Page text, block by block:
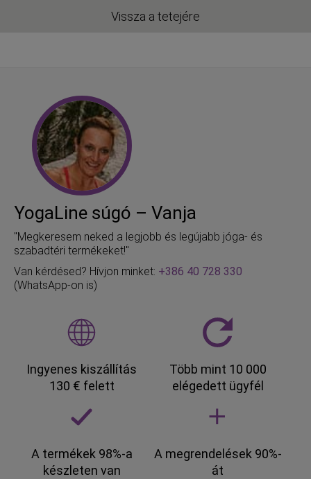
Vissza a tetejére
YogaLine súgó – Vanja
"Megkeresem neked a legjobb és legújabb jóga- és
szabadtéri termékeket!"
Van kérdésed? Hívjon minket: +386 40 728 330
(WhatsApp-on is)
Ingyenes kiszállítás
130 € felett
Több mint 10 000
elégedett ügyfél
A termékek 98%-a
készleten van
A megrendelések 90%-
át